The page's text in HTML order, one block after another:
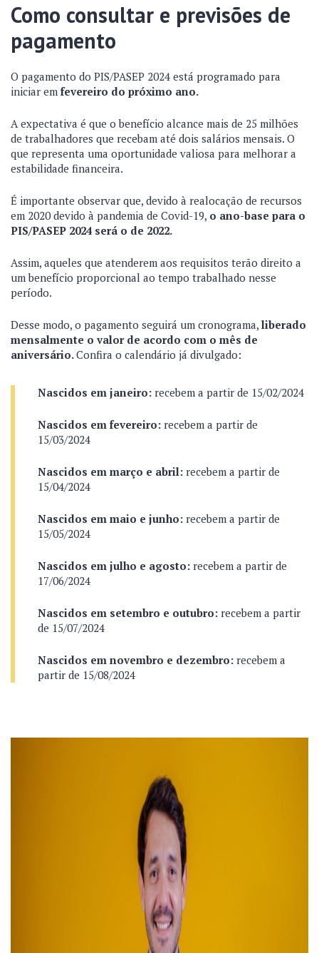
Como consultar e previsões de
pagamento
O pagamento do PIS/PASEP 2024 está programado para
iniciar em fevereiro do próximo ano.
A expectativa é que o benefício alcance mais de 25 milhões
de trabalhadores que recebam até dois salários mensais. O
que representa uma oportunidade valiosa para melhorar a
estabilidade financeira.
É importante observar que, devido à realocação de recursos
em 2020 devido à pandemia de Covid-19, o ano-base para o
PIS/PASEP 2024 será o de 2022.
Assim, aqueles que atenderem aos requisitos terão direito a
um benefício proporcional ao tempo trabalhado nesse
período.
Desse modo, o pagamento seguirá um cronograma, liberado
mensalmente o valor de acordo com o mês de
aniversário.Confira o calendário já divulgado:
Nascidos em janeiro: recebem a partir de 15/02/2024
Nascidos em fevereiro: recebem a partir de
15/03/2024
Nascidos em março e abril: recebem a partir de
15/04/2024
Nascidos em maio e junho: recebem a partir de
15/05/2024
Nascidos em julho e agosto: recebem a partir de
17/06/2024
Nascidos em setembro e outubro: recebem a partir
de 15/07/2024
Nascidos em novembro e dezembro: recebem a
partir de 15/08/2024